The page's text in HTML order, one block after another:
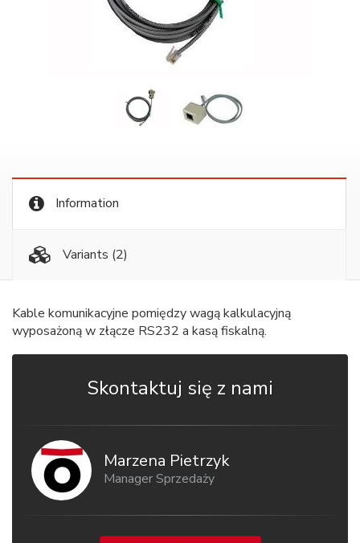
Information
Variants (2)
Kable komunikacyjne pomiędzy wagą kalkulacyjną
wyposażoną w złącze RS232 a kasą fiskalną.
Skontaktuj się z nami
Marzena Pietrzyk
Manager Sprzedaży